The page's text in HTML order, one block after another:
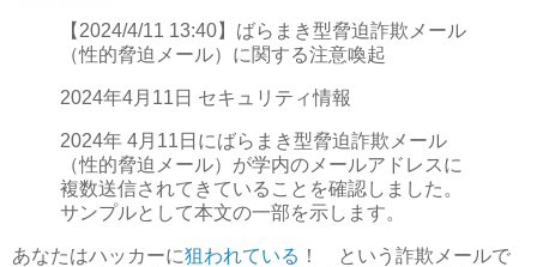
【2024/4/11 13:40】ばらまき型脅迫詐欺メール
（性的脅迫メール）に関する注意喚起
2024年4月11日 セキュリティ情報
2024年 4月11日にばらまき型脅迫詐欺メール
（性的脅迫メール）が学内のメールアドレスに
複数送信されてきていることを確認しました。
サンプルとして本文の一部を示します。
あなたはハッカーに狙われている ！ という詐欺メールで